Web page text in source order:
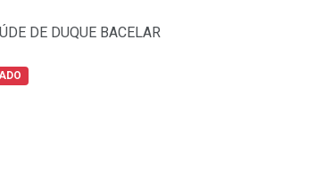
DE DUQUE BACELAR